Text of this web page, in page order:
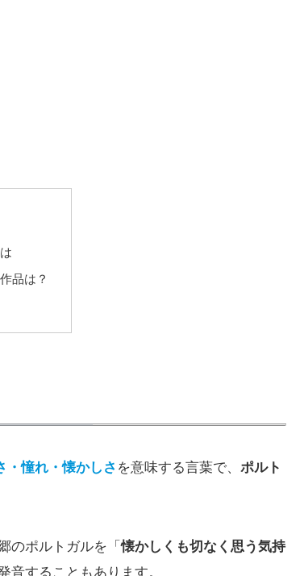
品は？
・憧れ・懐かしさ を意味する言葉で、 ポルト
のポルトガルを「懐かしくも切なく思う気持
音することもあります。